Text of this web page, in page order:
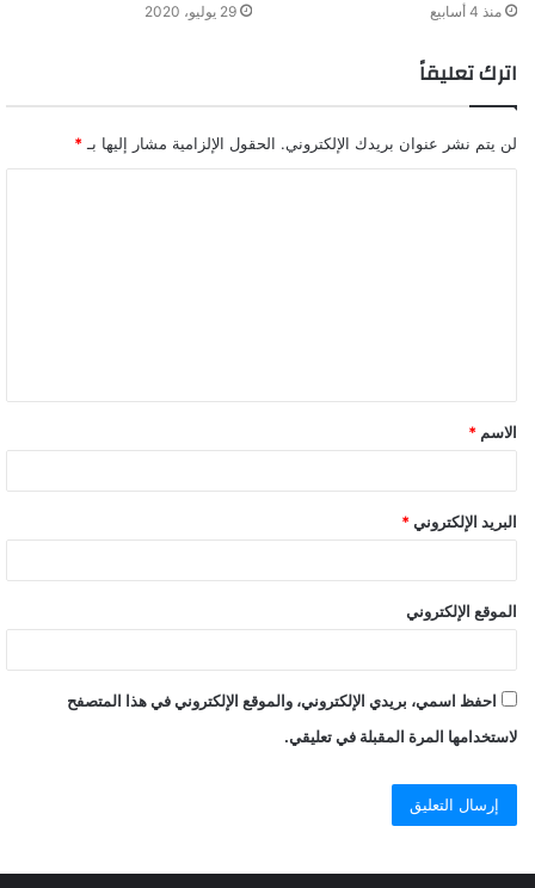
منذ 4 أسابيع 29 يوليو، 2020
اترك تعليقاً
لن يتم نشر عنوان بريدك الإلكتروني. الحقول الإلزامية مشار إليها بـ *
الاسم *
البريد الإلكتروني *
الموقع الإلكتروني
احفظ اسمي، بريدي الإلكتروني، والموقع الإلكتروني في هذا المتصفح
لاستخدامها المرة المقبلة في تعليقي.